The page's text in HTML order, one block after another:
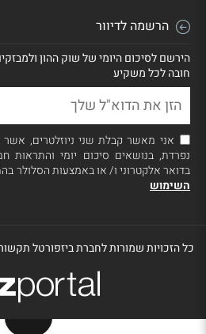
הרשמה לדיוור
הירשם לסיכום היומי של שוק ההון
חובה לכל משקיע
אני מאשר קבלת שני ניוזלטרים,
נפרדת, בנושאים סיכום יומי והתראות
בדואר אלקטרוני ו/ או באמצעות הסלולר
השימוש
כל הזכויות שמורות לחברת ביזפורטל